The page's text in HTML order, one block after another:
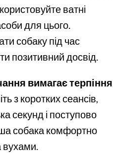
ватні
для цього.
собаку під час
позитивний досвід.
вимагає терпіння
з коротких сеансів,
секунд і поступово
собака комфортно
вухами.